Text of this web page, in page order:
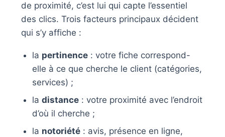
de proximité, c’est lui qui capte l’essentiel
des clics. Trois facteurs principaux décident
qui s’y affiche :
la pertinence : votre fiche correspond-
elle à ce que cherche le client (catégories,
services) ;
la distance : votre proximité avec l’endroit
d’où il cherche ;
la notoriété : avis, présence en ligne,